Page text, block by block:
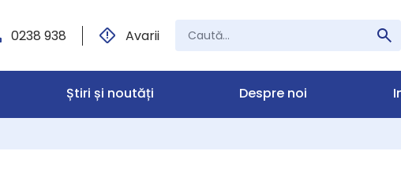
0238 938 Avarii
Știri și noutăți Despre noi